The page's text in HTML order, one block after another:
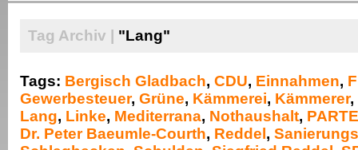
Tag Archiv | "Lang"
Tags: Bergisch Gladbach, CDU, Einnahmen,
Gewerbesteuer, Grüne, Kämmerei, Kämmerer,
Lang, Linke, Mediterrana, Nothaushalt,
Dr. Peter Baeumle-Courth, Reddel ,